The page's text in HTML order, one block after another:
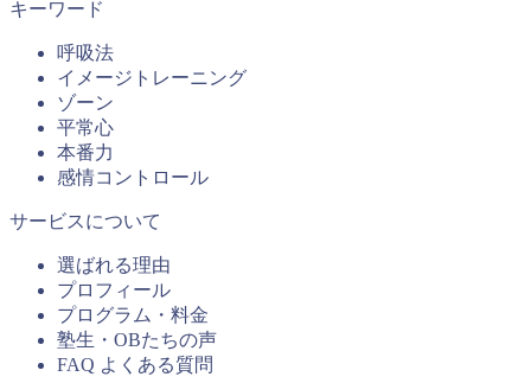
キーワード
呼吸法
イメージトレーニング
ゾーン
平常心
本番力
感情コントロール
サービスについて
選ばれる理由
プロフィール
プログラム・料金
塾生・OBたちの声
FAQ よくある質問